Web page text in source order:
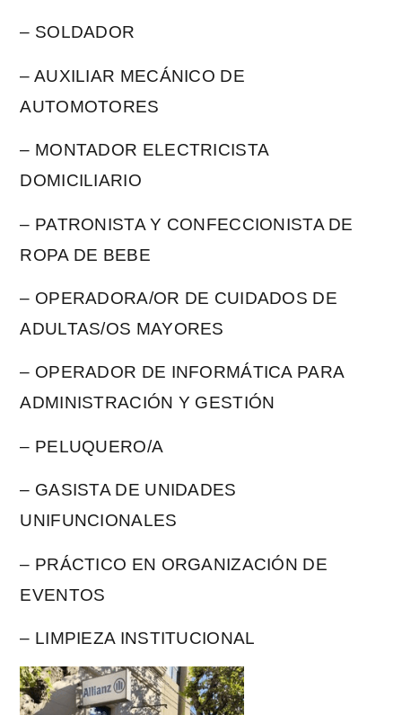
– SOLDADOR
– AUXILIAR MECÁNICO DE
AUTOMOTORES
– MONTADOR ELECTRICISTA
DOMICILIARIO
– PATRONISTA Y CONFECCIONISTA DE
ROPA DE BEBE
– OPERADORA/OR DE CUIDADOS DE
ADULTAS/OS MAYORES
– OPERADOR DE INFORMÁTICA PARA
ADMINISTRACIÓN Y GESTIÓN
– PELUQUERO/A
– GASISTA DE UNIDADES
UNIFUNCIONALES
– PRÁCTICO EN ORGANIZACIÓN DE
EVENTOS
– LIMPIEZA INSTITUCIONAL